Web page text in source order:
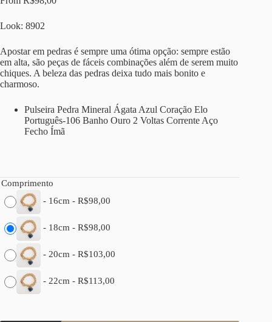
Look: 8902
Apostar em pedras é sempre uma ótima opção: sempre estão
em alta, são peças de fáceis combinações além de serem muito
chiques. A beleza das pedras deixa tudo mais bonito e
charmoso.
Pulseira Pedra Mineral Ágata Azul Coração Elo
Português-106 Banho Ouro 2 Voltas Corrente Aço
Fecho Ímã
Comprimento
- 16cm - R$98,00
- 18cm - R$98,00
- 20cm - R$103,00
- 22cm - R$113,00